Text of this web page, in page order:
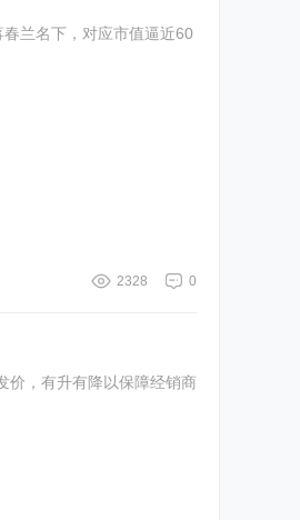
兰名下，对应市值逼近60
0
2328
价，有升有降以保障经销商